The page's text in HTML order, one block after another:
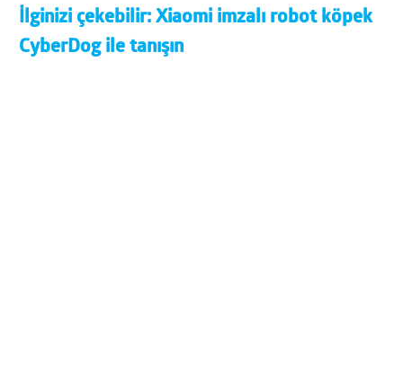
İlginizi çekebilir:Xiaomi imzalı robot köpek
CyberDog ile tanışın